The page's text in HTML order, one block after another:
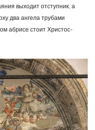
выходит отступник, а
два ангела трубами
абрисе стоит Христос-